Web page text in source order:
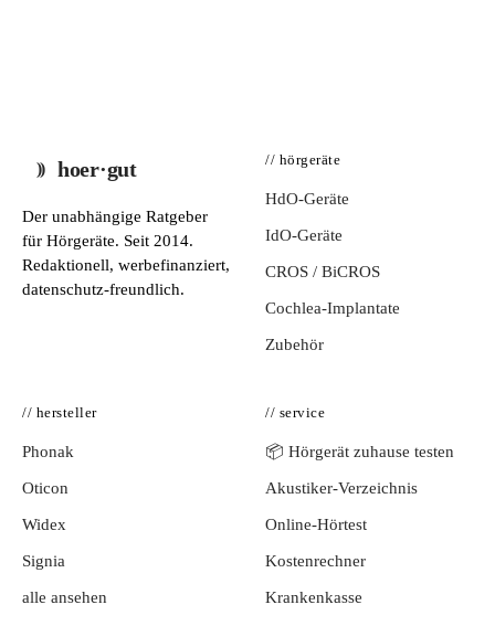
hoer·gut
Der unabhängige Ratgeber
für Hörgeräte. Seit 2014.
Redaktionell, werbefinanziert,
datenschutz-freundlich.
// hörgeräte
HdO-Geräte
IdO-Geräte
CROS / BiCROS
Cochlea-Implantate
Zubehör
// hersteller
Phonak
Oticon
Widex
Signia
alle ansehen
// service
📦 Hörgerät zuhause testen
Akustiker-Verzeichnis
Online-Hörtest
Kostenrechner
Krankenkasse